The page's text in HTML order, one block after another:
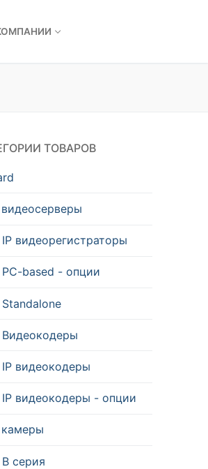
ТОВАРОВ
видеосерверы
IP видеорегистраторы
PC-based - опции
Standalone
Видеокодеры
IP видеокодеры
IP видеокодеры - опции
камеры
B серия